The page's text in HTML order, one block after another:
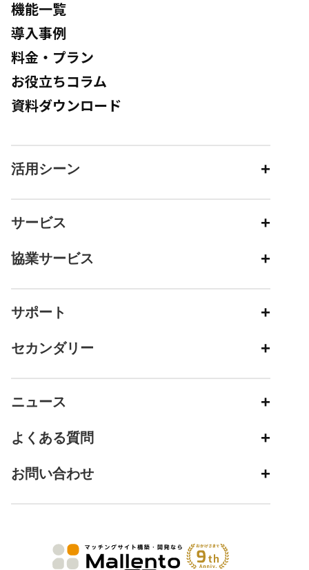
機能一覧
導入事例
料金・プラン
お役立ちコラム
資料ダウンロード
活用シーン
サービス
協業サービス
サポート
セカンダリー
ニュース
よくある質問
お問い合わせ